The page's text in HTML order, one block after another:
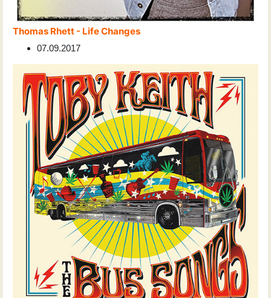
Thomas Rhett - Life Changes
07.09.2017